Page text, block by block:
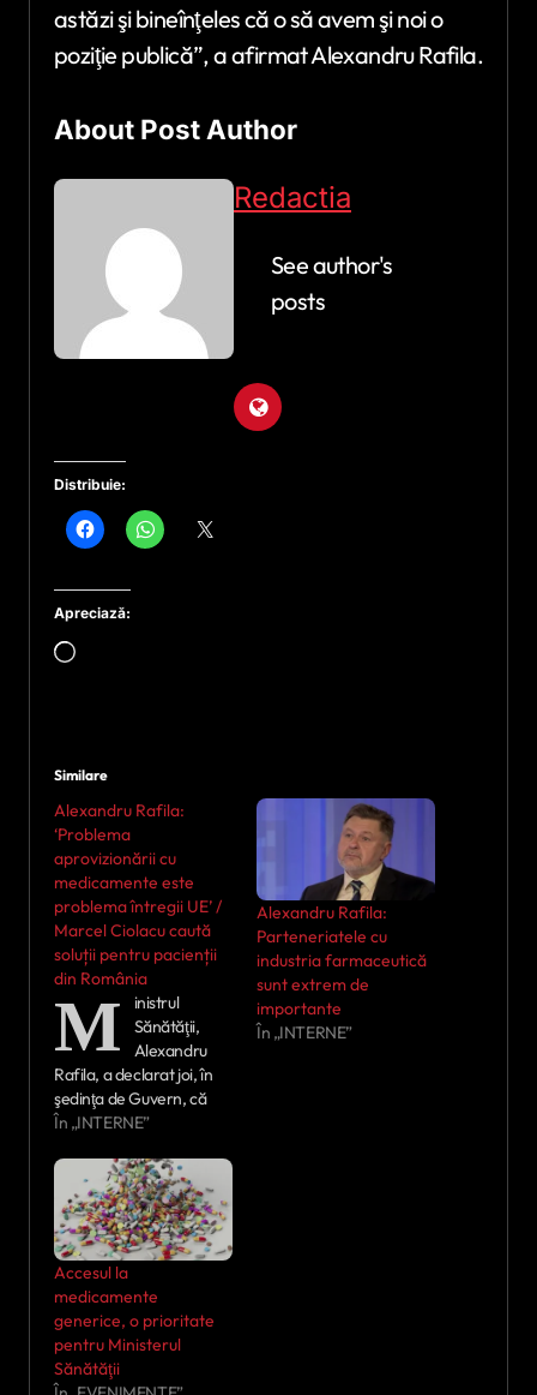
astăzi şi bineînţeles că o să avem şi noi o
poziţie publică”, a afirmat Alexandru Rafila.
About Post Author
Redactia
See author's
posts
Distribuie:
Apreciază:
Încarc...
Similare
Alexandru Rafila:
‘Problema
aprovizionării cu
medicamente este
problema întregii UE’ /
Marcel Ciolacu caută
soluții pentru pacienții
din România
M
inistrul
Sănătăţii,
Alexandru
Rafila, a declarat joi, în
şedinţa de Guvern, că
„problema aprovizionării
problema întregii Uniuni
Europene”. „Ca urmare,
încă de la sfârşitul anului
trecut, Comisia
Europeană a stabilit ca
prioritate crearea unei
alianţe pentru
medicamentele critice,
adică medicamente de
uz larg pentru care s-au
În „INTERNE”
Alexandru Rafila:
Parteneriatele cu
industria farmaceutică
sunt extrem de
importante
În „INTERNE”
Accesul la
medicamente
generice, o prioritate
pentru Ministerul
Sănătăţii